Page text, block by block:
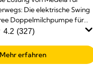
Die elektrische Swing
Doppelmilchpumpe für
beim Abpumpen, damit du
4.2 (327)
Mehr erfahren